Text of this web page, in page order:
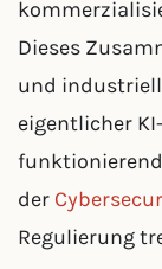
Dieses
und
eigentlicher
der
Regulierung